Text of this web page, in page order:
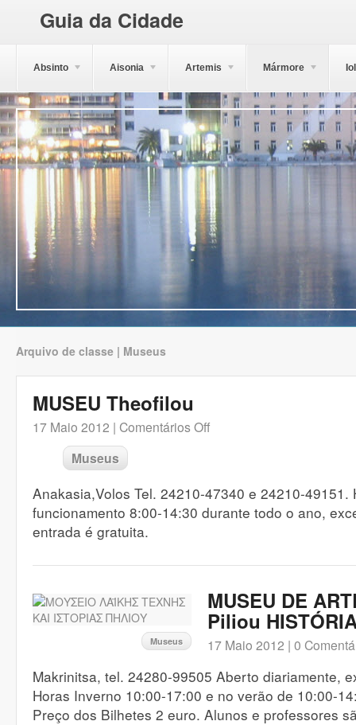
Guia da Cidade
Absinto Aisonia Artemis Mármore
Arquivo de classe | Museus
MUSEU Theofilou
17 Maio 2012 | Comentários Off
Museus
Anakasia,Volos Tel. 24210-47340 e 24210-49151.
funcionamento 8:00-14:30 durante todo o ano,
entrada é gratuita.
Museus
MUSEU DE
Piliou
17 Maio 2012 | 0
Makrinitsa, tel. 24280-99505 Aberto diariamente,
Horas Inverno 10:00-17:00 e no verão de 10:00-
Preço dos Bilhetes 2 euro. Alunos e professores